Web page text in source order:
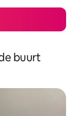
buurt